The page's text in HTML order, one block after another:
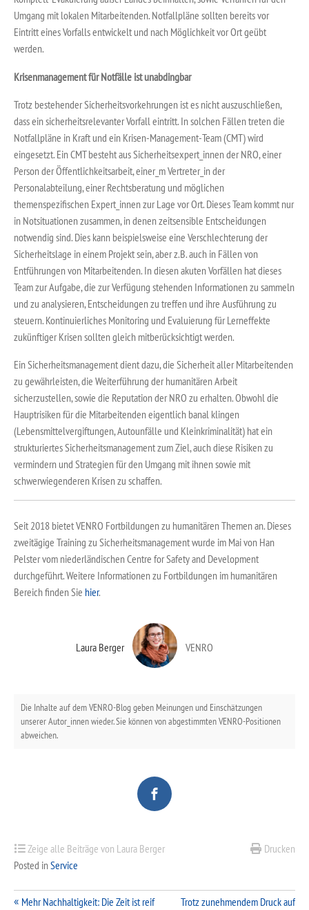
Umgang mit lokalen Mitarbeitenden. Notfallpläne sollten bereits vor
Eintritt eines Vorfalls entwickelt und nach Möglichkeit vor Ort geübt
werden.
Krisenmanagement für Notfälle ist unabdingbar
Trotz bestehender Sicherheitsvorkehrungen ist es nicht auszuschließen,
dass ein sicherheitsrelevanter Vorfall eintritt. In solchen Fällen treten die
Notfallpläne in Kraft und ein Krisen-Management-Team (CMT) wird
eingesetzt. Ein CMT besteht aus Sicherheitsexpert_innen der NRO, einer
Person der Öffentlichkeitsarbeit, einer_m Vertreter_in der
Personalabteilung, einer Rechtsberatung und möglichen
themenspezifischen Expert_innen zur Lage vor Ort. Dieses Team kommt nur
in Notsituationen zusammen, in denen zeitsensible Entscheidungen
notwendig sind. Dies kann beispielsweise eine Verschlechterung der
Sicherheitslage in einem Projekt sein, aber z.B. auch in Fällen von
Entführungen von Mitarbeitenden. In diesen akuten Vorfällen hat dieses
Team zur Aufgabe, die zur Verfügung stehenden Informationen zu sammeln
und zu analysieren, Entscheidungen zu treffen und ihre Ausführung zu
steuern. Kontinuierliches Monitoring und Evaluierung für Lerneffekte
zukünftiger Krisen sollten gleich mitberücksichtigt werden.
Ein Sicherheitsmanagement dient dazu, die Sicherheit aller Mitarbeitenden
zu gewährleisten, die Weiterführung der humanitären Arbeit
sicherzustellen, sowie die Reputation der NRO zu erhalten. Obwohl die
Hauptrisiken für die Mitarbeitenden eigentlich banal klingen
(Lebensmittelvergiftungen, Autounfälle und Kleinkriminalität) hat ein
strukturiertes Sicherheitsmanagement zum Ziel, auch diese Risiken zu
vermindern und Strategien für den Umgang mit ihnen sowie mit
schwerwiegenderen Krisen zu schaffen.
Seit 2018 bietet VENRO Fortbildungen zu humanitären Themen an. Dieses
zweitägige Training zu Sicherheitsmanagement wurde im Mai von Han
Pelster vom niederländischen Centre for Safety and Development
durchgeführt. Weitere Informationen zu Fortbildungen im humanitären
Bereich finden Sie hier.
Laura Berger VENRO
Die Inhalte auf dem VENRO-Blog geben Meinungen und Einschätzungen
unserer Autor_innen wieder. Sie können von abgestimmten VENRO-Positionen
abweichen.
Drucken
Zeige alle Beiträge von Laura Berger
Posted inService
Beitragsnavigation
Mehr Nachhaltigkeit: Die Zeit ist reif
Trotz zunehmendem Druck auf